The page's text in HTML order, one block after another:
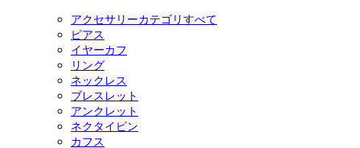
アクセサリーカテゴリすべて
ピアス
イヤーカフ
リング
ネックレス
ブレスレット
アンクレット
ネクタイピン
カフス